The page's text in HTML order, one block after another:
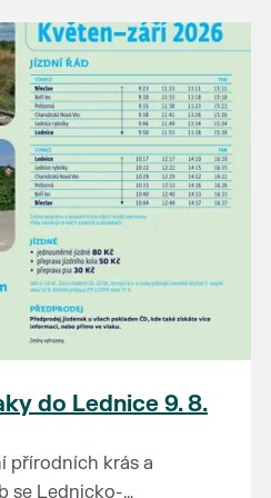
o příchod 30
aby si vše na
přichystat. Pokud
rezervovat prodejní
účast přes email
nebo zde v události,
máme počítat. Počet
do Lednice 9. 8.
přírodních krás a
se Lednicko-